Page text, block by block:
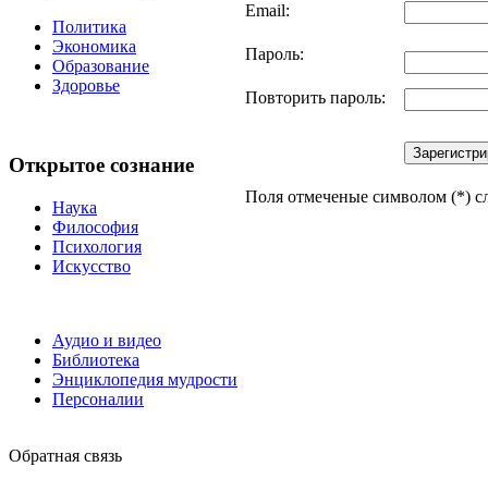
Политика
Экономика
Образование
Здоровье
Открытое сознание
Наука
Философия
Психология
Искусство
Аудио и видео
Библиотека
Энциклопедия мудрости
Персоналии
Обратная связь
Email:
Пароль:
Повторить пароль:
Поля отмеченые символом (*)